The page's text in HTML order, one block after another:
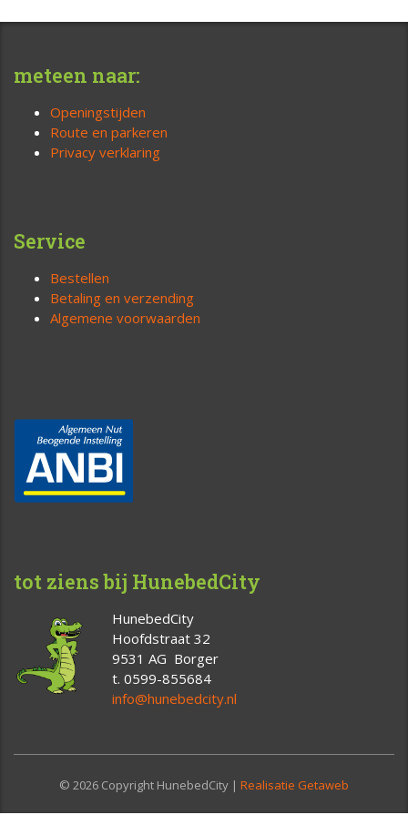
meteen naar:
Openingstijden
Route en parkeren
Privacy verklaring
Service
Bestellen
Betaling en verzending
Algemene voorwaarden
tot ziens bij HunebedCity
HunebedCity
Hoofdstraat 32
9531 AG Borger
t. 0599-855684
info@hunebedcity.nl
© 2026 Copyright HunebedCity | Realisatie Getaweb